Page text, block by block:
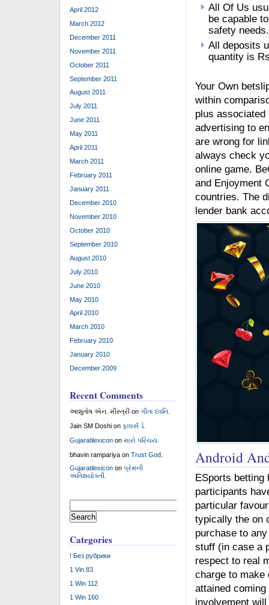
All Of Us
be capable
safety needs.
All deposits
quantity is
Your Own
within
plus associated
advertising to
are wrong for
always check
online game.
and Enjoyment
countries. The
lender bank
Android
ESports betting
participants
particular
typically the on
purchase to
stuff (in case a
respect to real
charge to make
attained
involvement
April 2012
March 2012
December 2011
November 2011
October 2011
September 2011
August 2011
July 2011
June 2011
May 2011
April 2011
March 2011
February 2011
January 2011
December 2010
November 2010
October 2010
September 2010
August 2010
July 2010
June 2010
May 2010
April 2010
March 2010
February 2010
January 2010
December 2009
Recent Comments
આશુતોષ એન. મીસ્ત્રી onગીતા ધ્વનિ.
Jain SM Doshi onફાધર્સ ડે.
Gujaratilexicon onમારો પરિચય.
bhavin rampariya onTrust God.
Gujaratilexicon onપ્રેમની
અતિશયોક્તી.
for:
Categories
! Без рубрики
1 Vin 83
1 Win 112
1 Win 160